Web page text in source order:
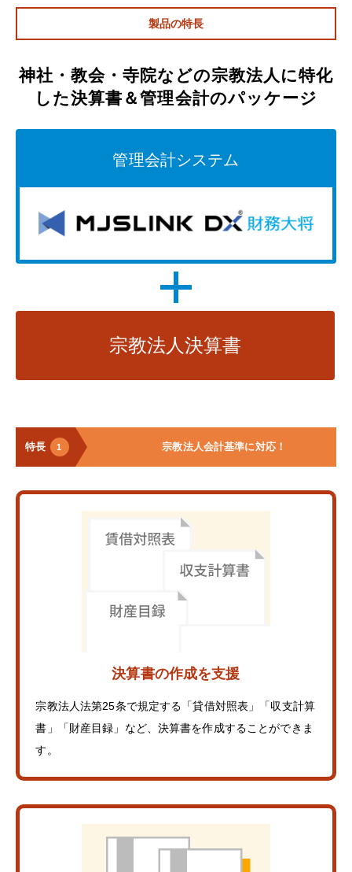
製品の特長
神社・教会・寺院などの宗教法人に特化
した決算書＆管理会計のパッケージ
管理会計システム
宗教法人決算書
特長 1 宗教法人会計基準に対応！
決算書の作成を支援
宗教法人法第25条で規定する「貸借対照表」「収支計算
書」「財産目録」など、決算書を作成することができま
す。